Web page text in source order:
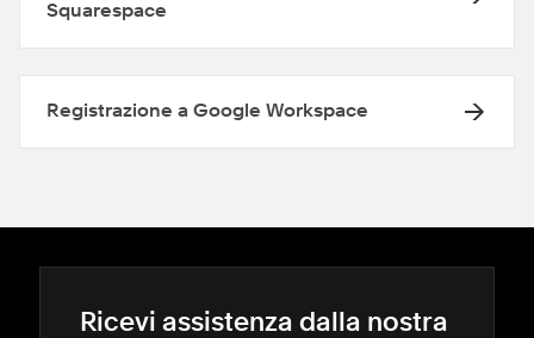
Squarespace
Registrazione a Google Workspace
Ricevi assistenza dalla nostra